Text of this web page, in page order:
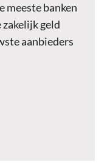
meeste banken
zakelijk geld
aanbieders